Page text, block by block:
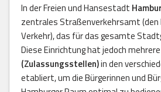
In der Freien und Hansestadt
zentrales Straßenverkehrsamt (den
Verkehr), das für das gesamte
Diese Einrichtung hat jedoch mehrere
(Zulassungsstellen)in den
etabliert, um die Bürgerinnen und